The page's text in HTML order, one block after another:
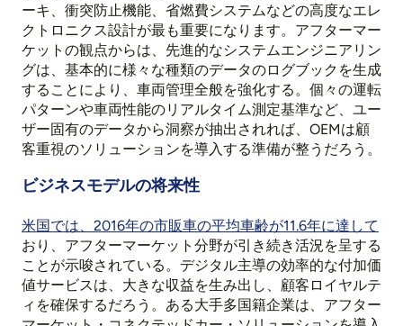
ーキ、衝突防止機能、省燃費システムなどの高度なエレ
クトロニクス設計が最も重要になります。アフターマー
ケットの観点からは、先進的なシステムエンジニアリン
グは、基本的に様々な種類のデータのログブックを生成
することにより、車両管理全般を強化する。個々の運転
パターンや車両性能のリアルタイム測定基準など、ユー
ザー固有のデータから洞察が抽出されれば、OEMは顧
客重視のソリューションを導入する準備が整うだろう。
ビジネスモデルの将来性
米国では、2016年の市販車の平均車齢が11.6年に達して
おり、アフターマーケット分野が引き続き活況を呈する
ことが示唆されている。デジタル主導の効率的な付加価
値サービスは、大きな収益を生み出し、顧客ロイヤルテ
ィを確保するだろう。ある大手多国籍企業は、アフター